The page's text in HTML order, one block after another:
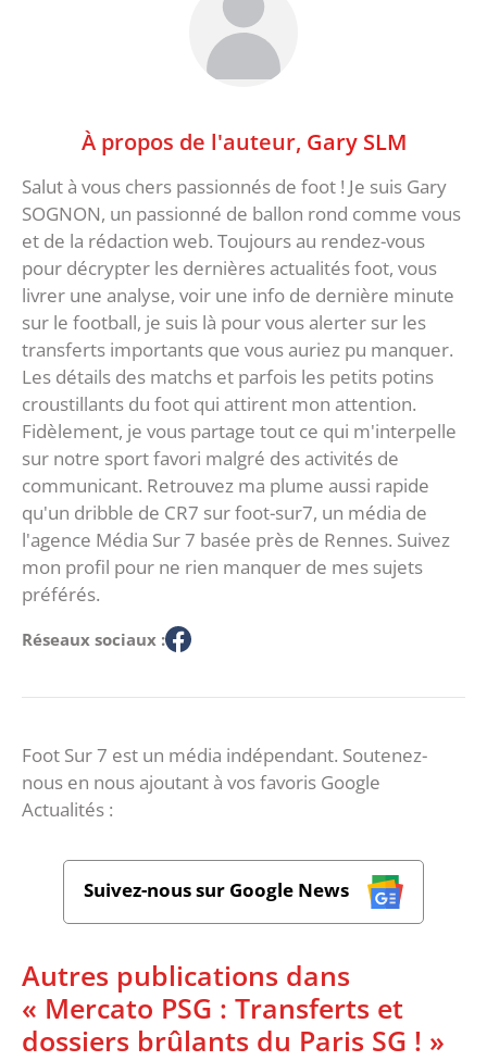
À propos de l'auteur, Gary SLM
Salut à vous chers passionnés de foot ! Je suis Gary
SOGNON, un passionné de ballon rond comme vous
et de la rédaction web. Toujours au rendez-vous
pour décrypter les dernières actualités foot, vous
livrer une analyse, voir une info de dernière minute
sur le football, je suis là pour vous alerter sur les
transferts importants que vous auriez pu manquer.
Les détails des matchs et parfois les petits potins
croustillants du foot qui attirent mon attention.
Fidèlement, je vous partage tout ce qui m'interpelle
sur notre sport favori malgré des activités de
communicant. Retrouvez ma plume aussi rapide
qu'un dribble de CR7 sur foot-sur7, un média de
l'agence Média Sur 7 basée près de Rennes. Suivez
mon profil pour ne rien manquer de mes sujets
préférés.
Réseaux sociaux :
Foot Sur 7 est un média indépendant. Soutenez-
nous en nous ajoutant à vos favoris Google
Actualités :
Suivez-nous sur Google News
Autres publications dans
« Mercato PSG : Transferts et
dossiers brûlants du Paris SG ! »